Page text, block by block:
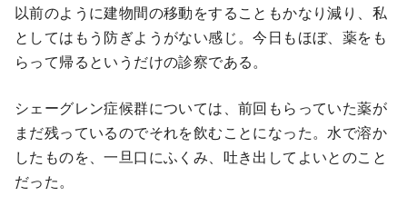
以前のように建物間の移動をすることもかなり減り、私
としてはもう防ぎようがない感じ。今日もほぼ、薬をも
らって帰るというだけの診察である。
シェーグレン症候群については、前回もらっていた薬が
まだ残っているのでそれを飲むことになった。水で溶か
したものを、一旦口にふくみ、吐き出してよいとのこと
だった。